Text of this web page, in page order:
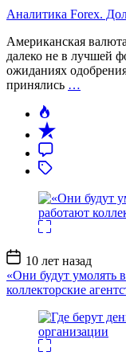
Аналитика Forex.
Американская
далеко не в лучшей
ожиданиях
принялись …
Дата
записи
10 лет назад
«Они будут умолять
коллекторские